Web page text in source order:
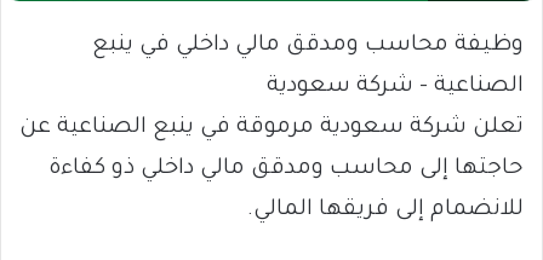
وظيفة محاسب ومدقق مالي داخلي في ينبع
الصناعية – شركة سعودية
تعلن شركة سعودية مرموقة في ينبع الصناعية عن
حاجتها إلى محاسب ومدقق مالي داخلي ذو كفاءة
للانضمام إلى فريقها المالي.